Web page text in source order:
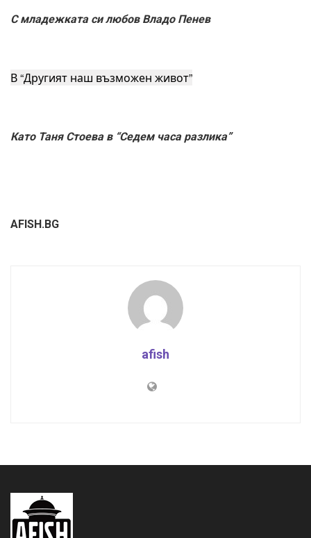
С младежката си любов Владо Пенев
В “Другият наш възможен живот”
Като Таня Стоева в “Седем часа разлика”
AFISH.BG
afish